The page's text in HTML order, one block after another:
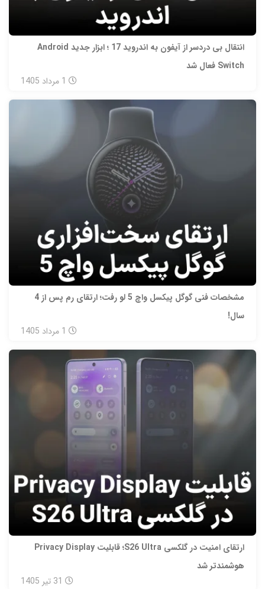
انتقال بی‌ دردسر از آیفون به اندروید 17 ؛ ابزار جدید Android
Switch فعال شد
1 مرداد 1405
مشخصات فنی گوگل پیکسل واچ 5 لو رفت؛ ارتقای رم پس از 4
سال!
1 مرداد 1405
ارتقای امنیت در گلکسی S26 Ultra؛ قابلیت Privacy Display
هوشمندتر شد
31 تیر 1405